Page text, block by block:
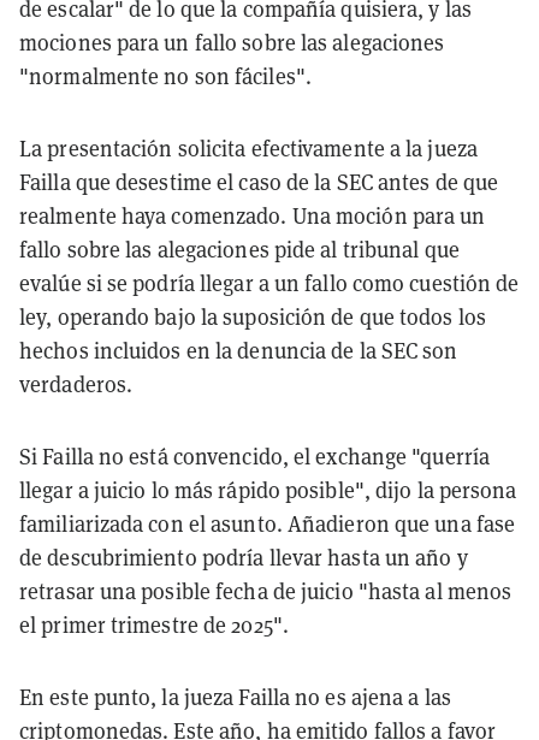
de escalar" de lo que la compañía quisiera, y las
mociones para un fallo sobre las alegaciones
"normalmente no son fáciles".
La presentación solicita efectivamente a la jueza
Failla que desestime el caso de la SEC antes de que
realmente haya comenzado. Una moción para un
fallo sobre las alegaciones pide al tribunal que
evalúe si se podría llegar a un fallo como cuestión de
ley, operando bajo la suposición de que todos los
hechos incluidos en la denuncia de la SEC son
verdaderos.
Si Failla no está convencido, el exchange "querría
llegar a juicio lo más rápido posible", dijo la persona
familiarizada con el asunto. Añadieron que una fase
de descubrimiento podría llevar hasta un año y
retrasar una posible fecha de juicio "hasta al menos
el primer trimestre de 2025".
En este punto, la jueza Failla no es ajena a las
criptomonedas. Este año, ha emitido fallos a favor